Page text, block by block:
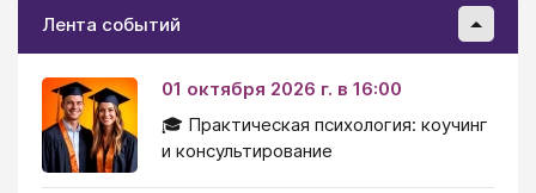
Лента событий
01 октября 2026 г. в 16:00
🎓 Практическая психология: коучинг
и консультирование